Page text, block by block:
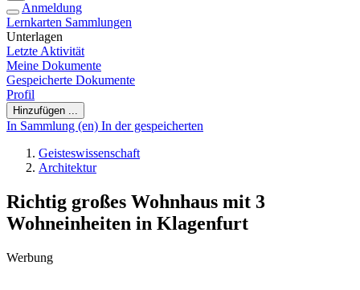
Anmeldung
Lernkarten Sammlungen
Unterlagen
Letzte Aktivität
Meine Dokumente
Gespeicherte Dokumente
Profil
Hinzufügen ...
In Sammlung (en) In der gespeicherten
Geisteswissenschaft
Architektur
Richtig großes Wohnhaus mit 3
Wohneinheiten in Klagenfurt
Werbung